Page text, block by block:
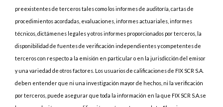
preexistentes de terceros tales como los informes de auditoría, cartas de
procedimientos acordadas, evaluaciones, informes actuariales, informes
técnicos, dictámenes legales y otros informes proporcionados por terceros, la
disponibilidad de fuentes de verificación independientes y competentes de
terceros con respecto a la emisión en particular o en la jurisdicción del emisor
y una variedad de otros factores. Los usuarios de calificaciones de FIX SCR S.A.
deben entender que ni una investigación mayor de hechos, ni la verificación
por terceros, puede asegurar que toda la información en la que FIX SCR S.A.se